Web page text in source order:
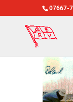
07667-